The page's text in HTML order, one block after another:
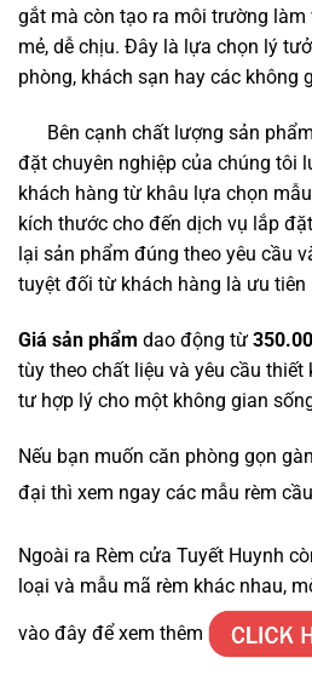
gắt mà còn tạo ra môi trường
mẻ, dễ chịu. Đây là lựa chọn lý
phòng, khách sạn hay các không
Bên cạnh chất lượng sản
đặt chuyên nghiệp của chúng tôi
khách hàng từ khâu lựa chọn
kích thước cho đến dịch vụ lắp
lại sản phẩm đúng theo yêu cầu
tuyệt đối từ khách hàng là ưu
Giá sản phẩm dao động từ
tùy theo chất liệu và yêu cầu
tư hợp lý cho một không gian
Nếu bạn muốn căn phòng gọn
đại thì xem ngay các mẫu rèm
Ngoài ra Rèm cửa Tuyết Huynh
loại và mẫu mã rèm khác nhau,
vào đây để xem thêm